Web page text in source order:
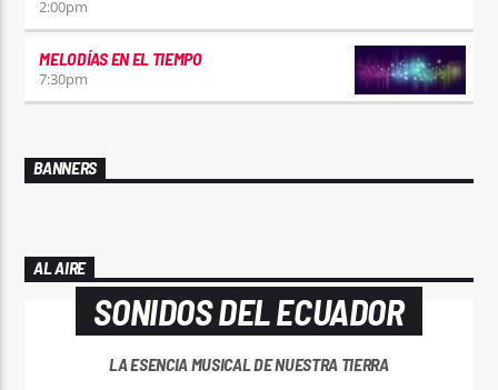
2:00pm
MELODÍAS EN EL TIEMPO
7:30pm
BANNERS
AL AIRE
SONIDOS DEL ECUADOR
LA ESENCIA MUSICAL DE NUESTRA TIERRA